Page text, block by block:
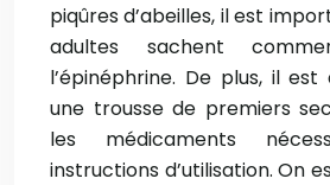
piqûres d’abeilles, il est
adultes sachent
l’épinéphrine. De plus, il est
une trousse de premiers
les médicaments
instructions d’utilisation. On